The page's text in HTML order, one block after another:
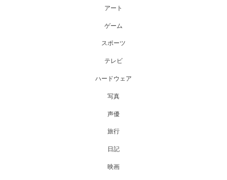
アート
ゲーム
スポーツ
テレビ
ハードウェア
写真
声優
旅行
日記
映画